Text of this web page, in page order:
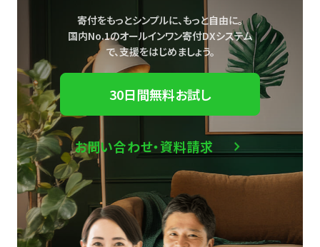
寄付をもっとシンプルに、もっと自由に。
国内No.1のオールインワン寄付DXシステム
で、支援をはじめましょう。
30日間無料お試し
お問い合わせ・資料請求